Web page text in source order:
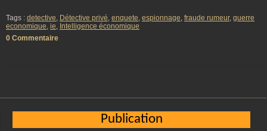
Tags : detective, Détective privé, enquete, espionnage, fraude rumeur, guerre
economique, ie, Intelligence économique
0 Commentaire
Publication